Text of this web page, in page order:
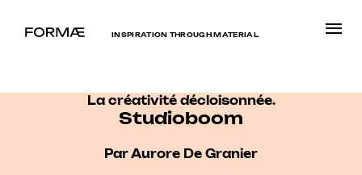
INSPIRATION THROUGH MATERIAL
La créativité décloisonnée.
Studioboom
Par Aurore De Granier